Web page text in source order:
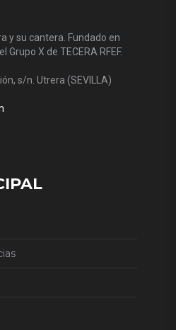
y su cantera. Fundado en
X de TECERA RFEF.
s/n. Utrera (SEVILLA)